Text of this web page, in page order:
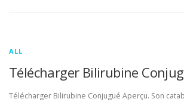
ALL
Télécharger Bilirubine
Télécharger Bilirubine Conjugué Aperçu. Son